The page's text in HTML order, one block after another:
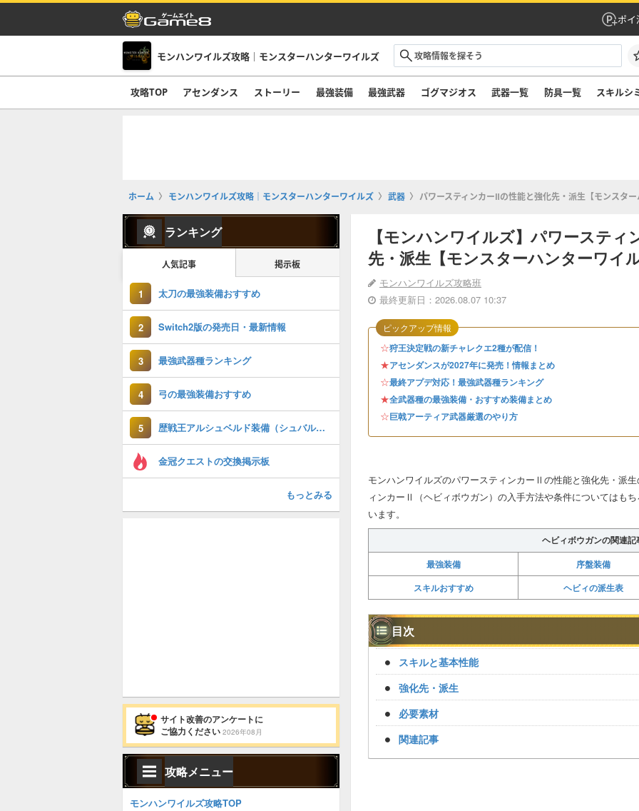
ポイ
モンハンワイルズ攻略｜モンスターハンターワイルズ
攻略TOP アセンダンス ストーリー 最強装備 最強武器 ゴグマジオス 武器一覧 防具一覧 スキルシ
ホーム モンハンワイルズ攻略｜モンスターハンターワイルズ 武器 パワースティンカーⅡの性能と強化先・派生【モンスター
【モンハンワイルズ】パワーステ
先・派生【モンスターハンターワイル
モンハンワイルズ攻略班
最終更新日：2026.08.07 10:37
☆狩王決定戦の新チャレクエ2種が配信！
★アセンダンスが2027年に発売！情報まとめ
☆最終アプデ対応！最強武器種ランキング
★全武器種の最強装備・おすすめ装備まとめ
☆巨戟アーティア武器厳選のやり方
ピックアップ情報
モンハンワイルズのパワースティンカーⅡの性能と強化先・派
ィンカーⅡ（ヘビィボウガン）の入手方法や条件についてはも
います。
ヘビィボウガンの関連記
最強装備 序盤装備
スキルおすすめ
ヘビィの派生表
目次
スキルと基本性能
強化先・派生
必要素材
関連記事
ランキング
人気記事 掲示板
1 太刀の最強装備おすすめ
2 Switch2版の発売日・最新情報
3 最強武器種ランキング
4 弓の最強装備おすすめ
5 歴戦王アルシュベルド装備（シュバルカγ）のスキルと性能
金冠クエストの交換掲示板
もっとみる
サイト改善のアンケートに
ご協力ください 2026年08月
攻略メニュー
モンハンワイルズ攻略TOP